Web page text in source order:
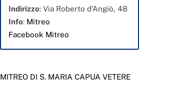
Indirizzo: Via Roberto d’Angiò, 48
Info: Mitreo
Facebook Mitreo
MITREO DI S. MARIA CAPUA VETERE